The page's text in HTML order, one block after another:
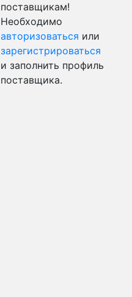
поставщикам!
Необходимо
авторизоваться или
зарегистрироваться
и заполнить профиль
поставщика.